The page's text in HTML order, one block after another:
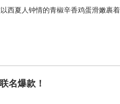
西夏人钟情的青椒辛香鸡蛋滑嫩
名爆款！